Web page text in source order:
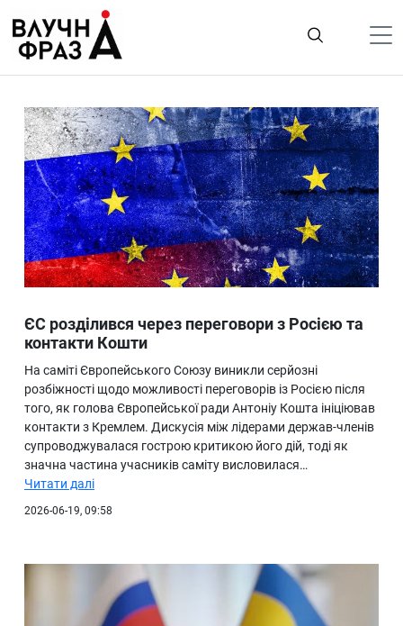
содержимому
Гроші
Життя
Лайфстайл
ТехноНаука
Людина
Ukraine
Про нас
ЄС розділився через переговори з Росією та
контакти Кошти
На саміті Європейського Союзу виникли серйозні
розбіжності щодо можливості переговорів із Росією після
того, як голова Європейської ради Антоніу Кошта ініціював
контакти з Кремлем. Дискусія між лідерами держав-членів
супроводжувалася гострою критикою його дій, тоді як
значна частина учасників саміту висловилася…
Читати далі
2026-06-19, 09:58